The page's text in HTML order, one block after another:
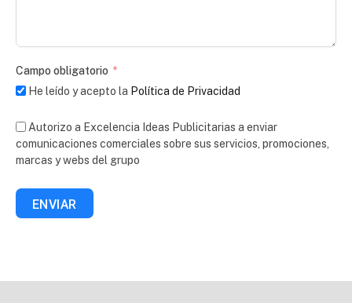
Campo obligatorio
He leído y acepto la Política de Privacidad
Autorizo a Excelencia Ideas Publicitarias a enviar
comunicaciones comerciales sobre sus servicios, promociones,
marcas y webs del grupo
ENVIAR